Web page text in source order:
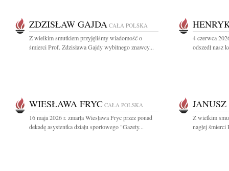
ZDZISŁAW GAJDA CAŁA POLSKA
Z wielkim smutkiem przyjęliśmy wiadomość o
śmierci Prof. Zdzisława Gajdy wybitnego znawcy...
4 czerwca
odszedł nasz
WIESŁAWA FRYC CAŁA POLSKA
16 maja 2026 r. zmarła Wiesława Fryc przez ponad
dekadę asystentka działu sportowego "Gazety...
Z wielkim
nagłej